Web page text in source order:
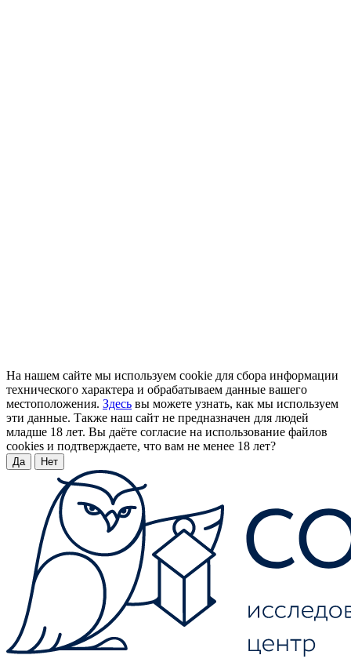
На нашем сайте мы используем cookie для сбора информации
технического характера и обрабатываем данные вашего
местоположения. Здесь вы можете узнать, как мы используем
эти данные. Также наш сайт не предназначен для людей
младше 18 лет. Вы даёте согласие на использование файлов
cookies и подтверждаете, что вам не менее 18 лет?
Да Нет